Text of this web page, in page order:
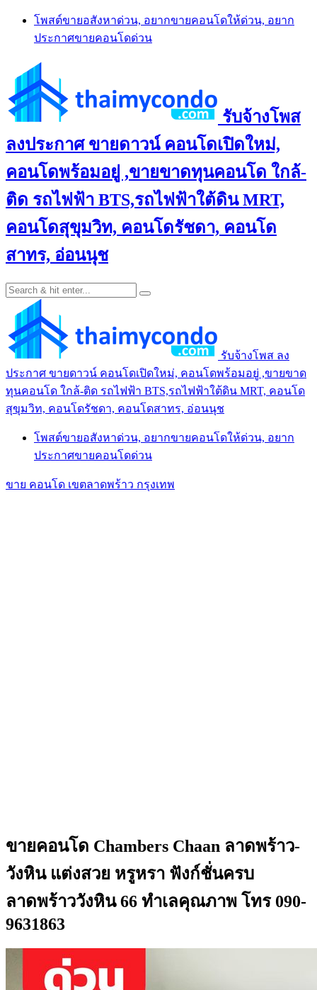
Skip
content
โพสต์ขายอสังหาด่วน, อยากขายคอนโดให้ด่วน, อยาก
ประกาศขายคอนโดด่วน
รับจ้างโพส
ลงประกาศ ขายดาวน์ คอนโดเปิดใหม่,
คอนโดพร้อมอยู่ ,ขายขาดทุนคอนโด ใกล้-
ติด รถไฟฟ้า BTS,รถไฟฟ้าใต้ดิน MRT,
คอนโดสุขุมวิท, คอนโดรัชดา, คอนโด
สาทร, อ่อนนุช
รับจ้างโพส ลง
ประกาศ ขายดาวน์ คอนโดเปิดใหม่, คอนโดพร้อมอยู่ ,ขายขาด
ทุนคอนโด ใกล้-ติด รถไฟฟ้า BTS,รถไฟฟ้าใต้ดิน MRT, คอนโด
สุขุมวิท, คอนโดรัชดา, คอนโดสาทร, อ่อนนุช
โพสต์ขายอสังหาด่วน, อยากขายคอนโดให้ด่วน, อยาก
ประกาศขายคอนโดด่วน
ขาย คอนโด เขตลาดพร้าว กรุงเทพ
ขายคอนโด Chambers Chaan ลาดพร้าว-
วังหิน แต่งสวย หรูหรา ฟังก์ชั่นครบ
ลาดพร้าววังหิน 66 ทำเลคุณภาพ โทร 090-
9631863